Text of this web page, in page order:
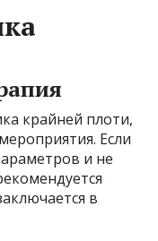
крайней плоти,
Если
и не
в